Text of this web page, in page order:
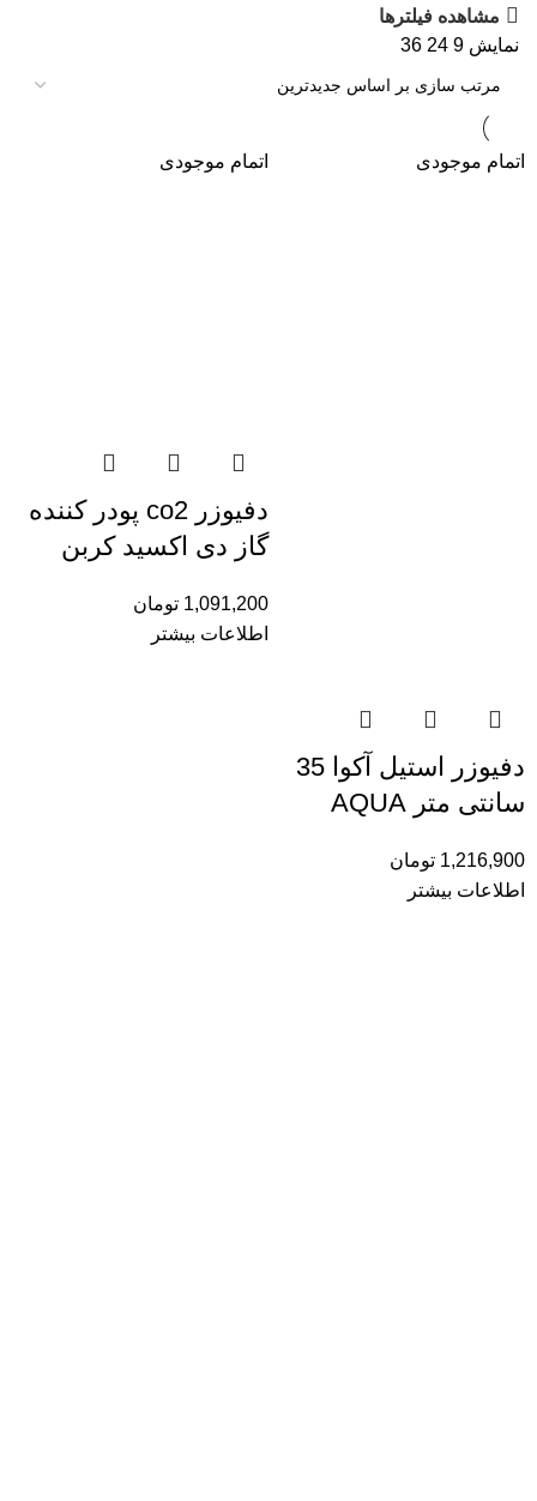
مشاهده فیلترها
نمایش 9
24
36
اتمام موجودی
دفیوزر استیل آکوا 35
سانتی متر AQUA
1,216,900 تومان
اطلاعات بیشتر
اتمام موجودی
دفیوزر co2 پودر کننده
گاز دی اکسید کربن
1,091,200 تومان
اطلاعات بیشتر